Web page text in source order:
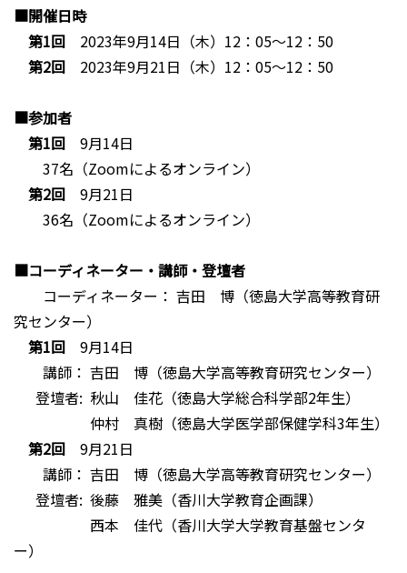
■開催日時
第1回 2023年9月14日（木）12：05～12：50
第2回 2023年9月21日（木）12：05～12：50
■参加者
第1回 9月14日
37名（Zoomによるオンライン）
第2回 9月21日
36名（Zoomによるオンライン）
■コーディネーター・講師・登壇者
コーディネーター： 吉田 博（徳島大学高等教育研
究センター）
第1回 9月14日
講師： 吉田 博（徳島大学高等教育研究センター）
登壇者: 秋山 佳花（徳島大学総合科学部2年生）
仲村 真樹（徳島大学医学部保健学科3年生）
第2回 9月21日
講師： 吉田 博（徳島大学高等教育研究センター）
登壇者: 後藤 雅美（香川大学教育企画課）
西本 佳代（香川大学大学教育基盤センタ
ー）